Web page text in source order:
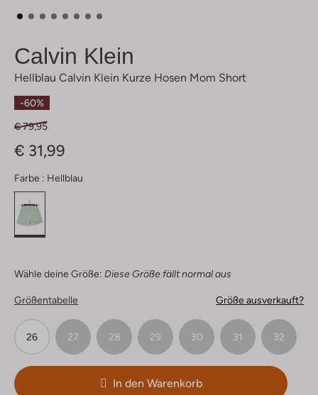
Calvin Klein
Hellblau Calvin Klein Kurze Hosen Mom Short
-60%
€ 79,95
€ 31,99
Farbe : Hellblau
Wähle deine Größe: Diese Größe fällt normal aus
Größentabelle Größe ausverkauft?
26 27 28 29 30 31 32
In den Warenkorb